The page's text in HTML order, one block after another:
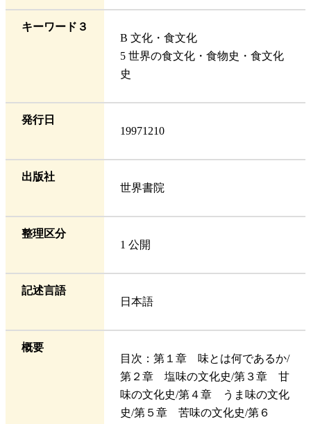
キーワード３
B 文化・食文化
5 世界の食文化・食物史・食文化
史
発行日
19971210
出版社
世界書院
整理区分
1 公開
記述言語
日本語
概要
目次：第１章 味とは何であるか/
第２章 塩味の文化史/第３章 甘
味の文化史/第４章 うま味の文化
史/第５章 苦味の文化史/第６